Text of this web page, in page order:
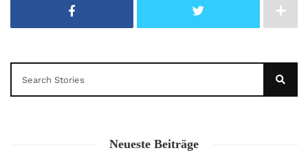
Neueste Beiträge